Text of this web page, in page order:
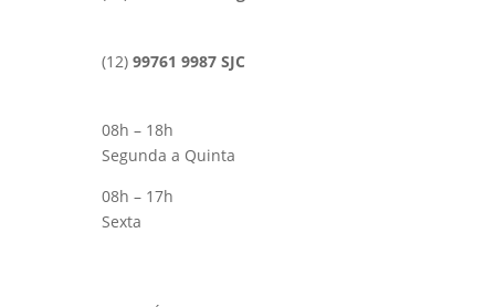
(12) 99761 9987 SJC
08h – 18h
Segunda a Quinta
08h – 17h
Sexta